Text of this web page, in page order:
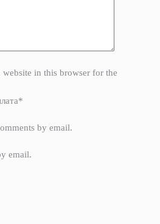
website in this browser for the
*
by email.
email.